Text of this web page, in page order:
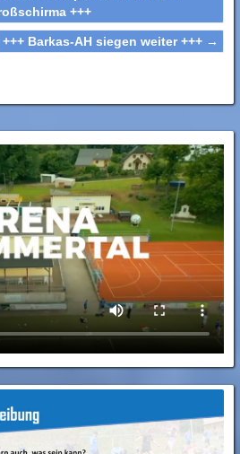
+++
+++ Barkas-AH siegen weiter +++ →